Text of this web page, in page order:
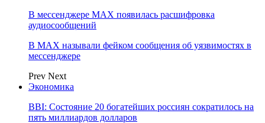
В мессенджере MAX появилась расшифровка
аудиосообщений
В МAX называли фейком сообщения об уязвимостях в
мессенджере
Prev Next
Экономика
BBI: Состояние 20 богатейших россиян сократилось на
пять миллиардов долларов